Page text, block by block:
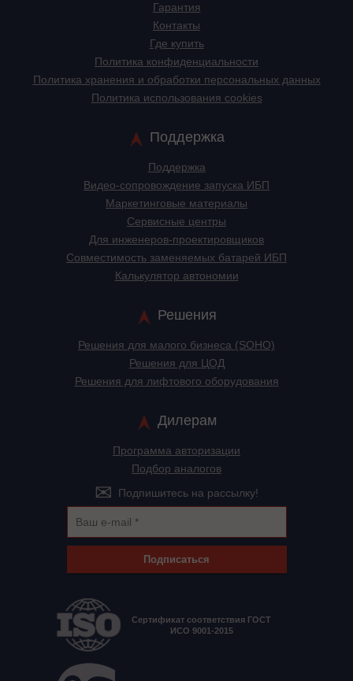
Гарантия
Контакты
Где купить
Политика конфиденциальности
Политика хранения и обработки персональных данных
Политика использования cookies
Поддержка
Поддержка
Видео-сопровождение запуска ИБП
Маркетинговые материалы
Сервисные центры
Для инженеров-проектировщиков
Cовместимость заменяемых батарей ИБП
Калькулятор автономии
Решения
Решения для малого бизнеса (SOHO)
Решения для ЦОД
Решения для лифтового оборудования
Дилерам
Программа авторизации
Подбор аналогов
Подпишитесь на рассылку!
Подписаться
Сертификат соответствия ГОСТ
ИСО 9001-2015